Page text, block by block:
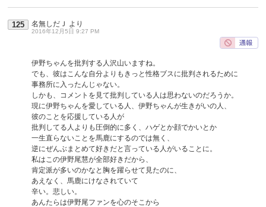
125 名無しだＪ より
2016年12月5日 9:27 PM
伊野ちゃんを批判する人沢山いますね。
でも、彼はこんな自分よりもきっと性格ブスに批判されるために
事務所に入ったんじゃない。
しかも、コメントを見て批判している人は思わないのだろうか。
現に伊野ちゃんを愛している人、伊野ちゃんが生きがいの人、
彼のことを応援している人が
批判してる人よりも圧倒的に多く、ハゲとか顔でかいとか
一生直らないことを馬鹿にするのでは無く、
逆にぜんぶまとめて好きだと言っている人がいることに。
私はこの伊野尾慧が全部好きだから、
肯定派が多いのかなと胸を躍らせて見たのに、
あえなく、馬鹿にけなされていて
辛い。悲しい。
あんたらは伊野尾ファンを心のそこから